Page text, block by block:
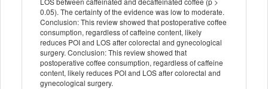
0.05). The certainty of the evidence was low to moderate.
Conclusion: This review showed that postoperative coffee
consumption, regardless of caffeine content, likely
reduces POI and LOS after colorectal and gynecological
surgery. Conclusion: This review showed that
postoperative coffee consumption, regardless of caffeine
content, likely reduces POI and LOS after colorectal and
gynecological surgery.